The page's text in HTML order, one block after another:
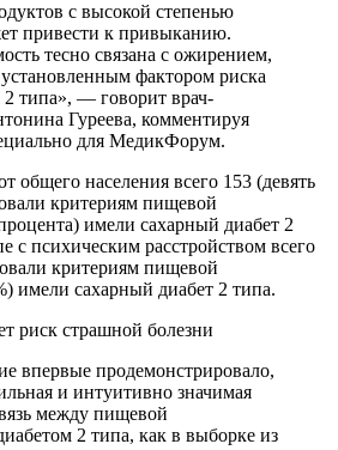
привести к привыканию.
тесно связана с ожирением,
установленным фактором риска
2 типа», — говорит врач-
Гуреева, комментируя
для МедикФорум.
общего населения всего 153 (девять
критериям пищевой
имели сахарный диабет 2
с психическим расстройством всего
критериям пищевой
имели сахарный диабет 2 типа.
риск страшной болезни
и интуитивно значимая
между пищевой
2 типа, как в выборке из